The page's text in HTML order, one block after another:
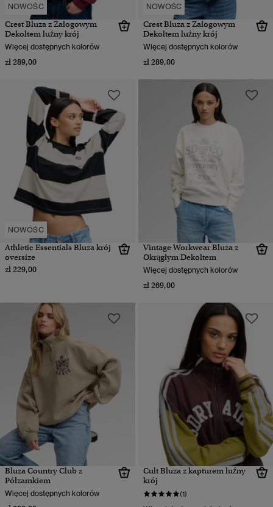
NOWOŚC
Crest Bluza z Załogowym
Dekoltem luźny krój
Więcej dostępnych kolorów
zł 289,00
NOWOŚC
Crest Bluza z Załogowym
Dekoltem luźny krój
Więcej dostępnych kolorów
zł 289,00
NOWOŚC
Athletic Essentials Bluza krój
oversize
zł 229,00
Vintage Workwear Bluza z
Okrągłym Dekoltem
Więcej dostępnych kolorów
zł 269,00
Bluza Country Club z
Półzamkiem
Więcej dostępnych kolorów
Cult Bluza z kapturem luźny
krój
(1)